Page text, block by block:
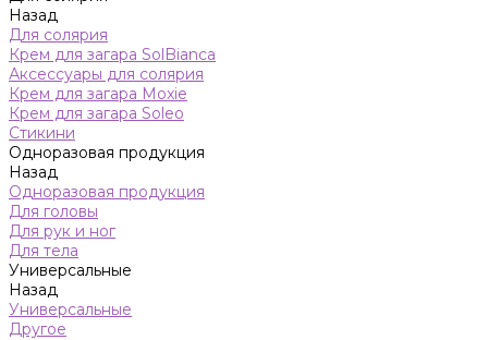
Назад
Для солярия
Крем для загара SolBianca
Аксессуары для солярия
Крем для загара Moxie
Крем для загара Soleo
Стикини
Одноразовая продукция
Назад
Одноразовая продукция
Для головы
Для рук и ног
Для тела
Универсальные
Назад
Универсальные
Другое